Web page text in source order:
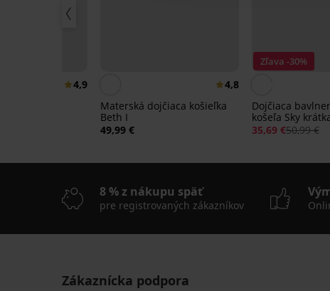
4,9
4,8
Materská dojčiaca košieľka
Beth I
49,99 €
Zľava -30%
Dojčiaca
košeľa Sky
35,69 €50,99 €
-20%-40% -20%
8 % z nákupu späť
pre registrovaných zákazníkov
Zákaznícka podpora